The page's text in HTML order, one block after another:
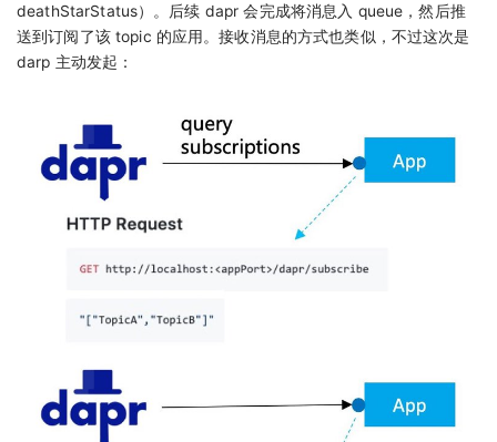
deathStarStatus）。后续 dapr 会完成将消息入 queue，然后推
送到订阅了该 topic 的应用。接收消息的方式也类似，不过这次是
darp 主动发起：